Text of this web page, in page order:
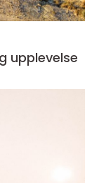
upplevelse